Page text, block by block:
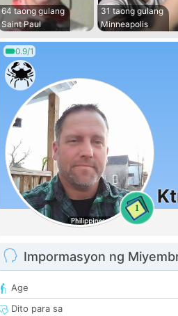
64 taong gulang
Saint Paul
31 taong gulang
Minneapolis
0.9/1
1
Impormasyon ng
Age
Dito para sa